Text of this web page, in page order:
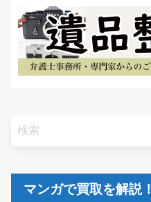
マンガで買取を解説！